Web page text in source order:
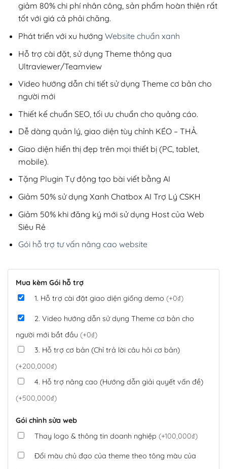
giảm 80% chi phí nhân công, sản phẩm hoàn thiện rất
tốt với giá cả phải chăng.
Phát triển với xu hướng Website chuẩn xanh
Hỗ trợ cài đặt, sử dụng Theme thông qua
Ultraviewer/Teamview
Video hướng dẫn chi tiết sử dụng Theme cơ bản cho
người mới
Thiết kế chuẩn SEO, tối ưu chuẩn cho quảng cáo.
Dễ dàng quản lý, giao diện tùy chỉnh KÉO – THẢ.
Giao diện hiển thị đẹp trên mọi thiết bị (PC, tablet,
mobile).
Tặng Plugin Tự động tạo bài viết bằng AI
Giảm 50% sử dụng Xanh Chatbox AI Trợ Lý CSKH
Giảm 50% khi đăng ký mới sử dụng Host của Web
Siêu Rẻ
Gói hỗ trợ tư vấn nâng cao website
Mua kèm Gói hỗ trợ
1. Hỗ trợ cài đặt giao diện giống demo (+0₫)
2. Video hướng dẫn sử dụng Theme cơ bản cho
người mới bắt đầu (+0₫)
3. Hỗ trợ cơ bản (Chỉ trả lời câu hỏi cơ bản)
(+200,000₫)
4. Hỗ trợ nâng cao (Hướng dẫn giải quyết vấn đề)
(+500,000₫)
Gói chỉnh sửa web
Thay logo & thông tin doanh nghiệp (+100,000₫)
Đổi màu chủ đạo của theme theo tông màu của